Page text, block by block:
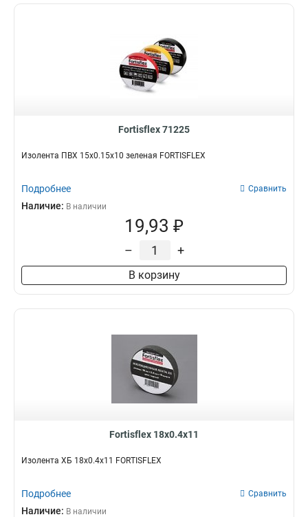
Fortisflex 71225
Изолента ПВХ 15х0.15х10 зеленая FORTISFLEX
Подробнее Сравнить
Наличие: В наличии
19,93 ₽
– +
В корзину
Fortisflex 18х0.4х11
Изолента ХБ 18х0.4х11 FORTISFLEX
Подробнее Сравнить
Наличие: В наличии